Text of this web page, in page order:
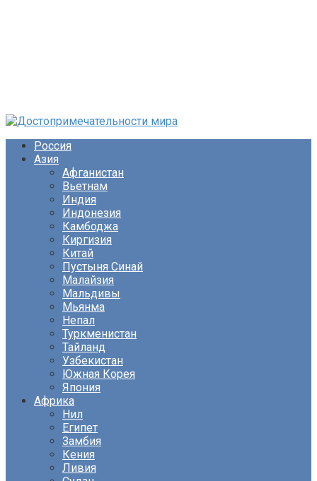
Перейти
контентуРоссия
Азия
Афганистан
Вьетнам
Индия
Индонезия
Камбоджа
Киргизия
Китай
Пустыня Синай
Малайзия
Мальдивы
Мьянма
Непал
Туркменистан
Тайланд
Узбекистан
Южная Корея
Япония
Африка
Нил
Египет
Замбия
Кения
Ливия